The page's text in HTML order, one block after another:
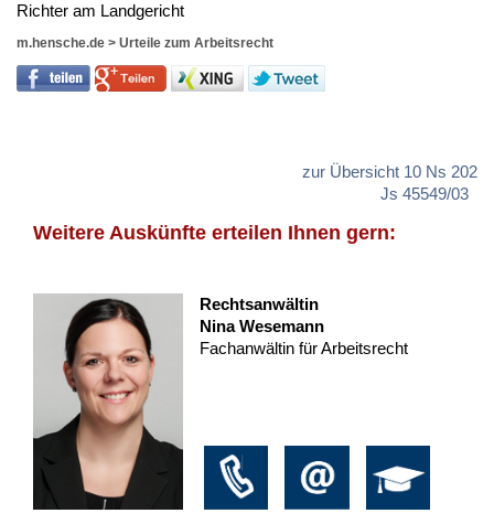
Rich­ter am Land­ge­richt
m.hensche.de > Urteile zum Arbeitsrecht
zur Übersicht 10 Ns 202
Js 45549/03
Weitere Auskünfte erteilen Ihnen gern:
Rechtsanwältin
Nina Wesemann
Fachanwältin für Arbeitsrecht